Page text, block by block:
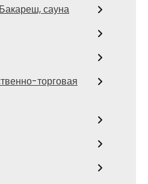
сауна
торговая